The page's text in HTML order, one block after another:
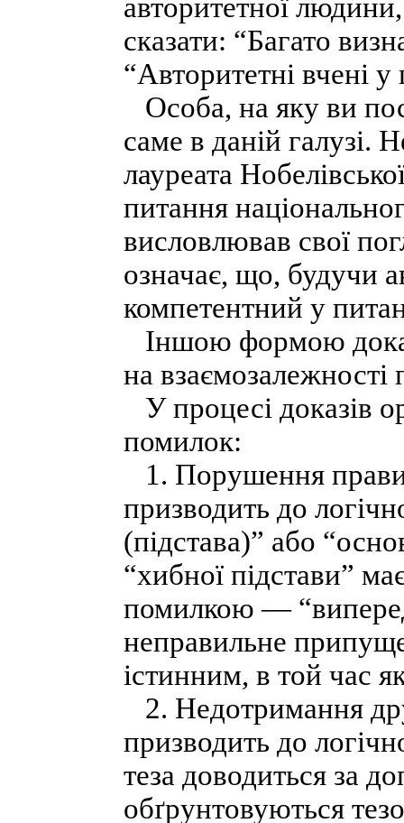
авторитетної
сказати: “Багато
“Авторитетні вчені
Особа, на яку ви
саме в даній галузі.
лауреата
питання
висловлював свої
означає, що, будучи
компетентний у
Іншою формою
на взаємозалежності
У процесі доказів
помилок:
1. Порушення
призводить до
(підстава)” або
“хибної підстави”
помилкою —
неправильне
істинним, в той час
2. Недотримання
призводить до
теза доводиться за
обґрунтовуються